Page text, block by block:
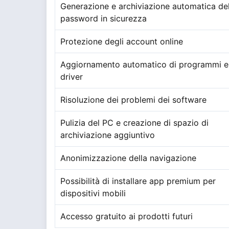
Generazione e archiviazione automatica
password in sicurezza
Protezione degli account online
Aggiornamento automatico di programmi e
driver
Risoluzione dei problemi dei software
Pulizia del PC e creazione di spazio di
archiviazione aggiuntivo
Anonimizzazione della navigazione
Possibilità di installare app premium per
dispositivi mobili
Accesso gratuito ai prodotti futuri